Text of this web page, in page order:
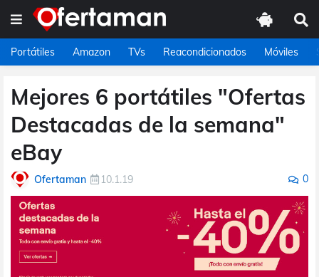
Portátiles Amazon TVs Reacondicionados Móviles
Mejores 6 portátiles "Ofertas
Destacadas de la semana"
eBay
Ofertaman 10.1.19 0